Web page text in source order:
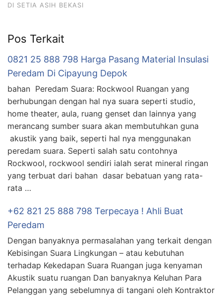
DI SETIA ASIH BEKASI
Pos Terkait
0821 25 888 798 Harga Pasang Material Insulasi
Peredam Di Cipayung Depok
bahan Peredam Suara: Rockwool Ruangan yang
berhubungan dengan hal nya suara seperti studio,
home theater, aula, ruang genset dan lainnya yang
merancang sumber suara akan membutuhkan guna
akustik yang baik, seperti hal nya menggunakan
peredam suara. Seperti salah satu contohnya
Rockwool, rockwool sendiri ialah serat mineral ringan
yang terbuat dari bahan dasar bebatuan yang rata-
rata …
+62 821 25 888 798 Terpecaya ! Ahli Buat
Peredam
Dengan banyaknya permasalahan yang terkait dengan
Kebisingan Suara Lingkungan – atau kebutuhan
terhadap Kekedapan Suara Ruangan juga kenyaman
Akustik suatu ruangan Dan banyaknya Keluhan Para
Pelanggan yang sebelumnya di tangani oleh Kontraktor